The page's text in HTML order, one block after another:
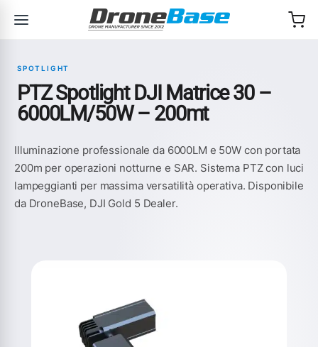
SPOTLIGHT
PTZ Spotlight DJI Matrice 30 –
6000LM/50W – 200mt
Illuminazione professionale da 6000LM e 50W con portata
200m per operazioni notturne e SAR. Sistema PTZ con luci
lampeggianti per massima versatilità operativa. Disponibile
da DroneBase, DJI Gold 5 Dealer.